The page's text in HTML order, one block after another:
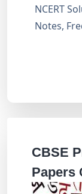
NCERT
Notes,
CBSE
Papers